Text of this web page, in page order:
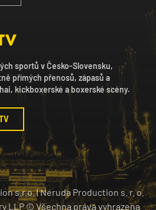
sportů v Česko-Slovensku,
přímých přenosů, zápasů a
kickboxerské a boxerské scény.
s.r.o.|Neruda Production s. r. o.
LLP © Všechna práva vyhrazena